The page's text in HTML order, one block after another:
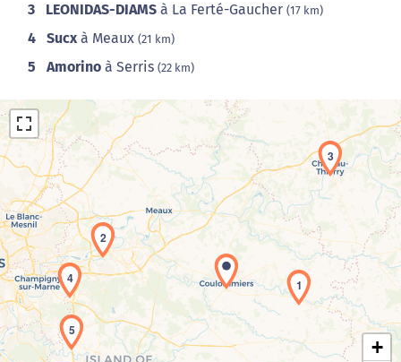
3 LEONIDAS-DIAMS à La Ferté-Gaucher (17 km)
4 Sucx à Meaux (21 km)
5 Amorino à Serris (22 km)
Chargement de la carte en cours...
1
2
3
4
5
+